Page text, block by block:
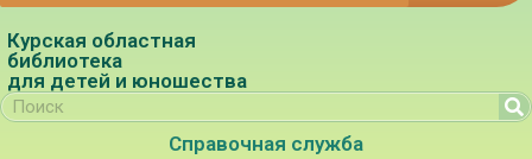
Курская областная
библиотека
для детей и юношества
Справочная служба